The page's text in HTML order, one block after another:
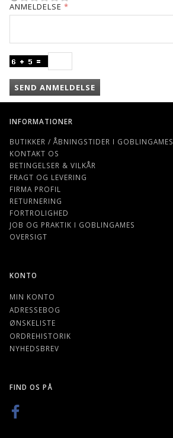
ANMELDELSE
SEND ANMELDELSE
INFORMATIONER
BUTIKKER / ÅBNINGSTIDER I GOBLINGAMES
KONTAKT OS
BETINGELSER & VILKÅR
FRAGT OG LEVERING
FIRMA PROFIL
RETURNERING
FORTROLIGHED
JOB OG PRAKTIK I GOBLINGAMES
OVERSIGT
KONTO
MIN KONTO
ADRESSEBOG
ØNSKELISTE
ORDREHISTORIK
NYHEDSBREV
FIND OS PÅ